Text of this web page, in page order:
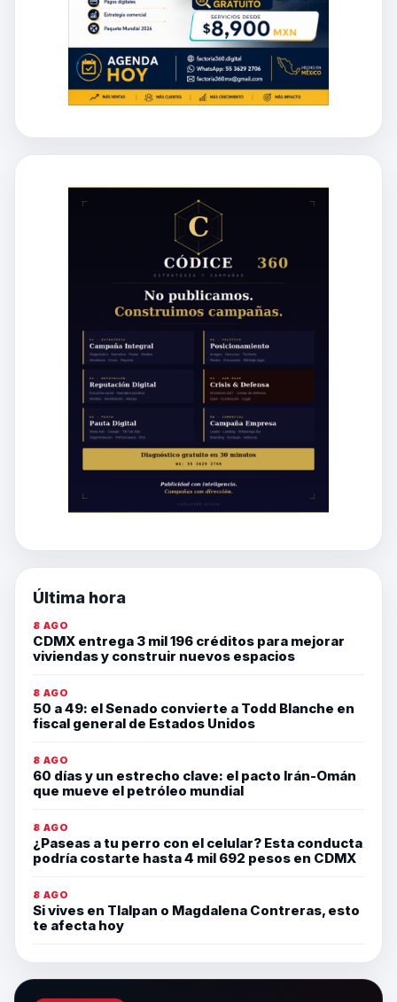
Última hora
8 AGO
CDMX entrega 3 mil 196 créditos para mejorar
viviendas y construir nuevos espacios
8 AGO
50 a 49: el Senado convierte a Todd Blanche en
fiscal general de Estados Unidos
8 AGO
60 días y un estrecho clave: el pacto Irán-Omán
que mueve el petróleo mundial
8 AGO
¿Paseas a tu perro con el celular? Esta conducta
podría costarte hasta 4 mil 692 pesos en CDMX
8 AGO
Si vives en Tlalpan o Magdalena Contreras, esto
te afecta hoy